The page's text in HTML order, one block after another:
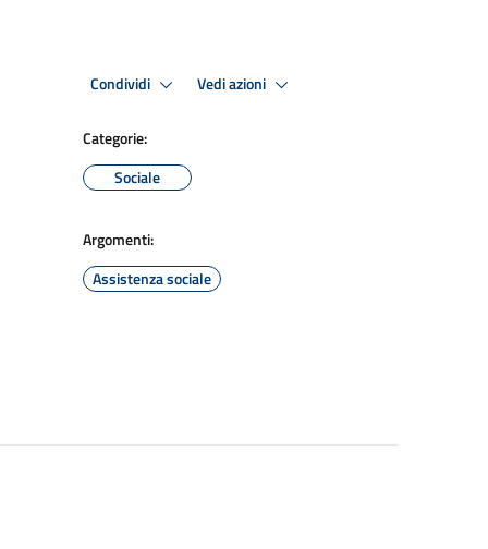
Condividi Vedi azioni
Categorie:
Sociale
Argomenti:
Assistenza sociale